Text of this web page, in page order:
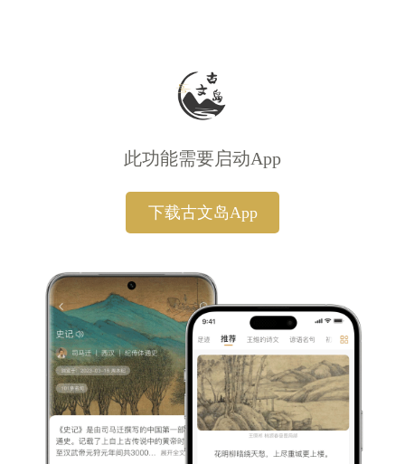
此功能需要启动App
下载古文岛App